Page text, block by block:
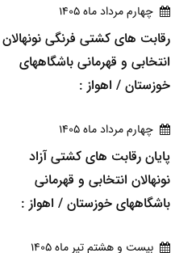
چهارم مرداد ماه 1405
رقابت های کشتی فرنگی نونهالان
انتخابی و قهرمانی باشگاههای
خوزستان / اهواز :
چهارم مرداد ماه 1405
پایان رقابت های کشتی آزاد
نونهالان انتخابی و قهرمانی
باشگاههای خوزستان / اهواز :
بيست و هشتم تير ماه 1405